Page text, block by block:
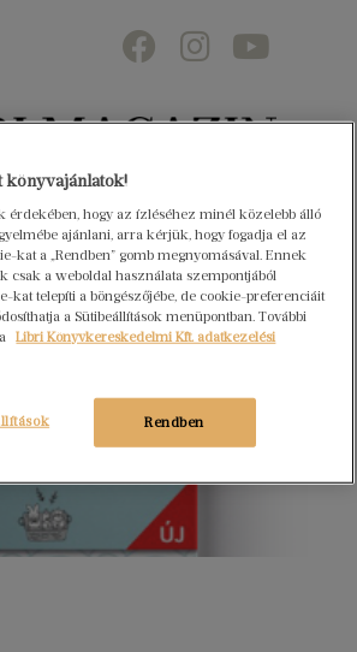
az olvasókig
könyvajánlatok!
érdekében, hogy az ízléséhez minél közelebb álló
ajánlani, arra kérjük, hogy fogadja el az
kat a „Rendben” gomb megnyomásával. Ennek
csak a weboldal használata szempontjából
kat telepíti a böngészőjébe, de cookie-preferenciáit
a Sütibeállítások menüpontban. További
Libri Könyvkereskedelmi Kft. adatkezelési
Rendben